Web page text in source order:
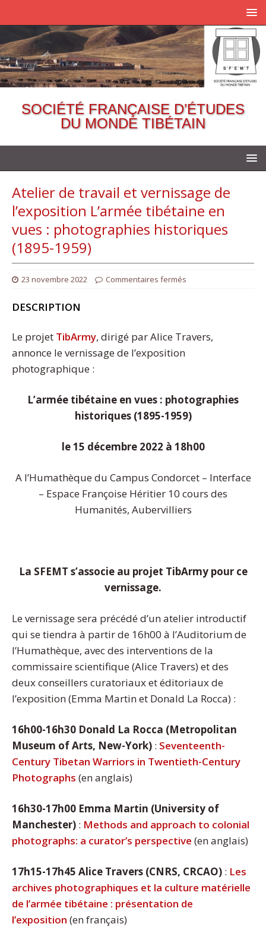
SOCIÉTÉ FRANÇAISE D’ÉTUDES
DU MONDE TIBÉTAIN
Atelier de travail et vernissage de
l’exposition L’armée tibétaine en
vues : photographies historiques
(1895-1959)
23 novembre 2022 Commentaires fermés
DESCRIPTION
Le projet TibArmy, dirigé par Alice Travers,
annonce le vernissage de l’exposition
photographique :
L’armée tibétaine en vues : photographies
historiques (1895-1959)
le 15 décembre 2022 à 18h00
A l’Humathèque du Campus Condorcet – Interface
– Espace Françoise Héritier 10 cours des
Humanités, Aubervilliers
La SFEMT s’associe au projet TibArmy pour ce
vernissage.
Le vernissage sera précédé d’un atelier introductif
qui se tiendra à partir de 16h00 à l’Auditorium de
l’Humathèque, avec des interventions de la
commissaire scientifique (Alice Travers) et des
deux conseillers curatoriaux et éditoriaux de
l’exposition (Emma Martin et Donald La Rocca) :
16h00-16h30 Donald La Rocca (Metropolitan
Museum of Arts, New-York) : Seventeenth-
Century Tibetan Warriors in Twentieth-Century
Photographs (en anglais)
16h30-17h00 Emma Martin (University of
Manchester) : Methods and approach to colonial
photographs: a curator’s perspective (en anglais)
17h15-17h45 Alice Travers (CNRS, CRCAO) : Les
archives photographiques et la culture matérielle
de l’armée tibétaine : présentation de
l’exposition (en français)